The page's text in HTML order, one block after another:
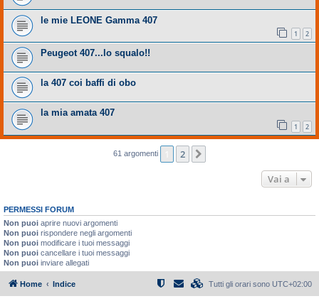
le mie LEONE Gamma 407
1 2
Peugeot 407...lo squalo!!
la 407 coi baffi di obo
la mia amata 407
1 2
61 argomenti 2
Vai a
PERMESSI FORUM
Non puoi aprire nuovi argomenti
Non puoi rispondere negli argomenti
Non puoi modificare i tuoi messaggi
Non puoi cancellare i tuoi messaggi
Non puoi inviare allegati
Home Indice Tutti gli orari sono UTC+02:00